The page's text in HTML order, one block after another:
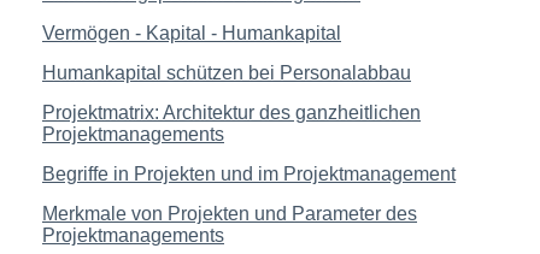
Vermögen - Kapital - Humankapital
Humankapital schützen bei Personalabbau
Projektmatrix: Architektur des ganzheitlichen
Projektmanagements
Begriffe in Projekten und im Projektmanagement
Merkmale von Projekten und Parameter des
Projektmanagements